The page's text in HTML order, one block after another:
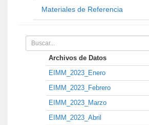
Materiales de Referencia
Archivos de Datos
EIMM_2023_Enero
EIMM_2023_Febrero
EIMM_2023_Marzo
EIMM_2023_Abril